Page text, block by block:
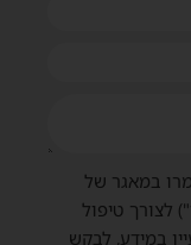
במאגר של
לצורך טיפול
במידע, לבקש